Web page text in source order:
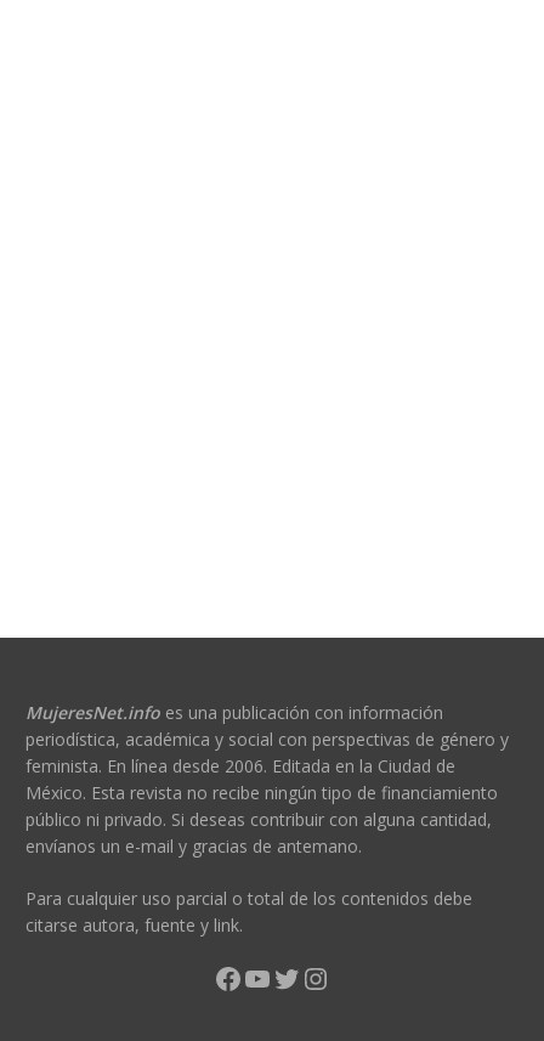
MujeresNet.infoes una publicación con información
periodística, académica y social con perspectivas de género y
feminista. En línea desde 2006. Editada en la Ciudad de
México. Esta revista no recibe ningún tipo de financiamiento
público ni privado. Si deseas contribuir con alguna cantidad,
envíanos un e-mail y gracias de antemano.
Para cualquier uso parcial o total de los contenidos debe
citarse autora, fuente y link.
Facebook
YouTube
Twitter
Instagram